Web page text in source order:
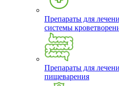
Препараты для
системы
Препараты для
пищеварения